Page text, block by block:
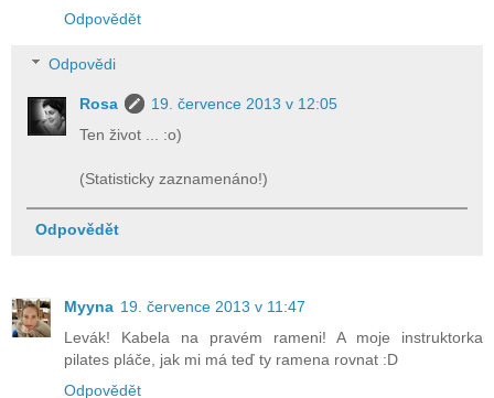
Odpovědět
Odpovědi
Rosa
19. července 2013 v 12:05
Ten život ... :o)
(Statisticky zaznamenáno!)
Odpovědět
Myyna 19. července 2013 v 11:47
Levák! Kabela na pravém rameni! A moje instruktorka
pilates pláče, jak mi má teď ty ramena rovnat :D
Odpovědět